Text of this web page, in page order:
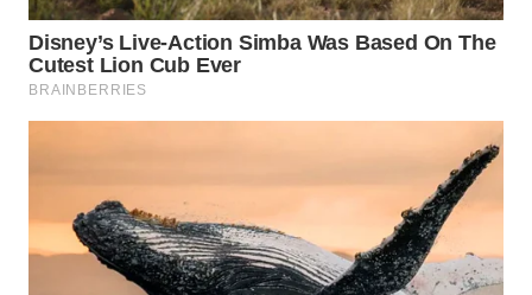
WN
SUKABUMI
PRIANGAN
TIMUR